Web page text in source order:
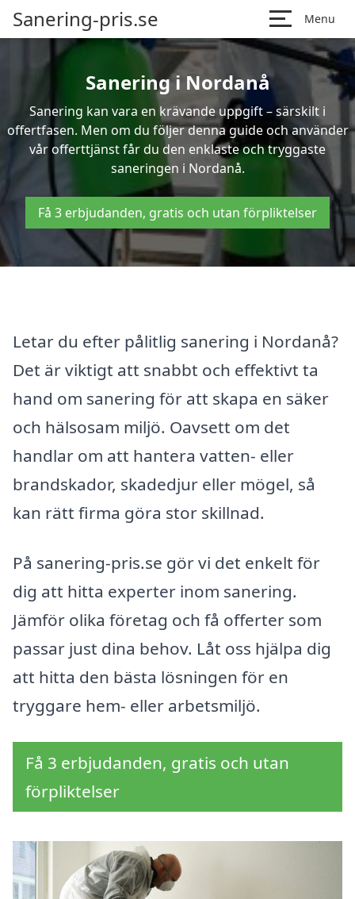
Sanering-pris.se Menu
Sanering i Nordanå
Sanering kan vara en krävande uppgift – särskilt i
offertfasen. Men om du följer denna guide och använder
vår offerttjänst får du den enklaste och tryggaste
saneringen i Nordanå.
Få 3 erbjudanden, gratis och utan förpliktelser
Letar du efter pålitlig sanering i Nordanå?
Det är viktigt att snabbt och effektivt ta
hand om sanering för att skapa en säker
och hälsosam miljö. Oavsett om det
handlar om att hantera vatten- eller
brandskador, skadedjur eller mögel, så
kan rätt firma göra stor skillnad.
På sanering-pris.se gör vi det enkelt för
dig att hitta experter inom sanering.
Jämför olika företag och få offerter som
passar just dina behov. Låt oss hjälpa dig
att hitta den bästa lösningen för en
tryggare hem- eller arbetsmiljö.
Få 3 erbjudanden, gratis och utan
förpliktelser